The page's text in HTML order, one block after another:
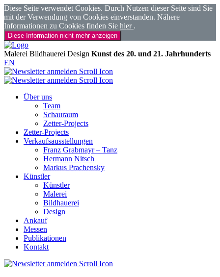
Diese Seite verwendet Cookies. Durch Nutzen dieser Seite sind Sie
mit der Verwendung von Cookies einverstanden. Nähere
Informationen zu Cookies finden Sie hier .
Diese Information nicht mehr anzeigen
Malerei Bildhauerei Design Kunst des 20. und 21. Jahrhunderts
EN
Über uns
Team
Schauraum
Zetter-Projects
Zetter-Projects
Verkaufsausstellungen
Franz Grabmayr – Tanz
Hermann Nitsch
Markus Prachensky
Künstler
Künstler
Malerei
Bildhauerei
Design
Ankauf
Messen
Publikationen
Kontakt